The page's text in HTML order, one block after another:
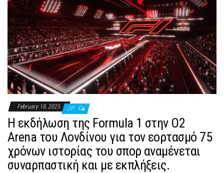
February 18, 2025 Off
Η εκδήλωση της Formula 1 στην O2
Arena του Λονδίνου για τον εορτασμό 75
χρόνων ιστορίας του σπορ αναμένεται
συναρπαστική και με εκπλήξεις.